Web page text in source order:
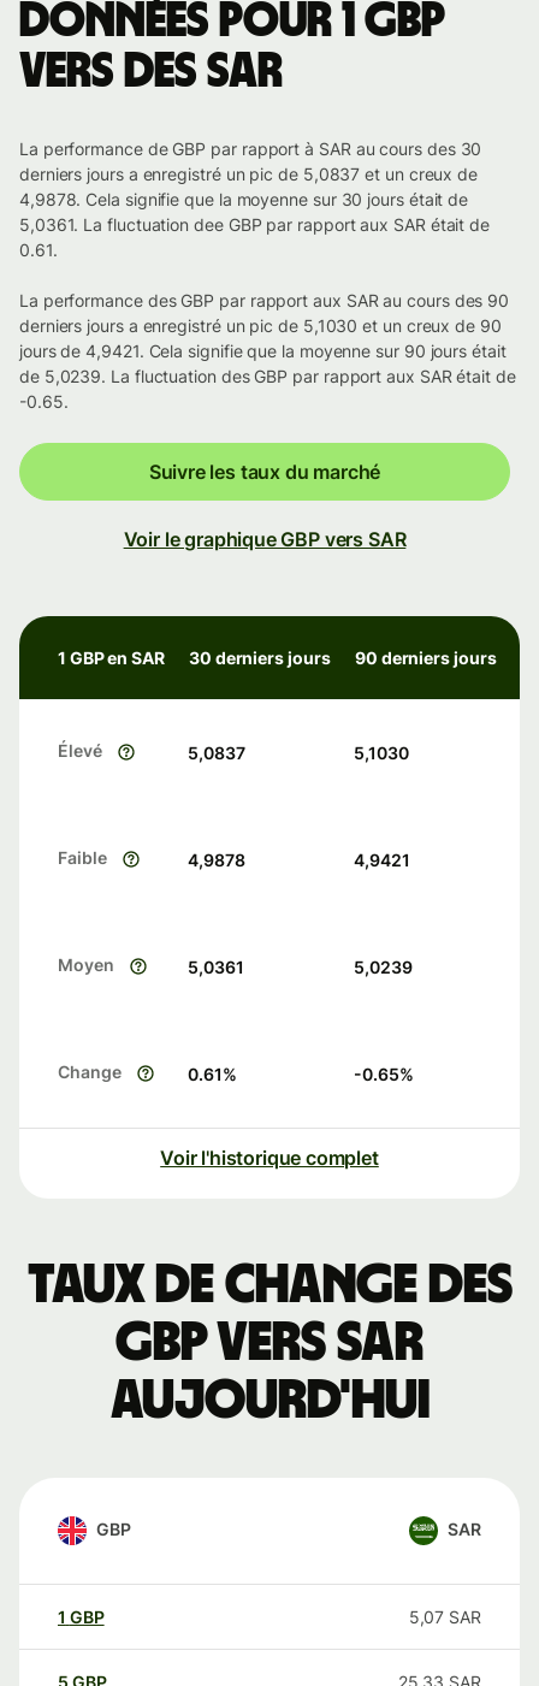
Données pour 1 GBP
vers des SAR
La performance de GBP par rapport à SAR au cours des 30
derniers jours a enregistré un pic de 5,0837 et un creux de
4,9878. Cela signifie que la moyenne sur 30 jours était de
5,0361. La fluctuation dee GBP par rapport aux SAR était de
0.61.
La performance des GBP par rapport aux SAR au cours des 90
derniers jours a enregistré un pic de 5,1030 et un creux de 90
jours de 4,9421. Cela signifie que la moyenne sur 90 jours était
de 5,0239. La fluctuation des GBP par rapport aux SAR était de
-0.65.
Suivre les taux du marché
Voir le graphique GBP vers SAR
1 GBP en SAR 30 derniers jours 90 derniers jours
Élevé 5,0837 5,1030
Faible 4,9878 4,9421
Moyen 5,0361 5,0239
Change 0.61% -0.65%
Voir l'historique complet
Taux de change des
GBP vers SAR
aujourd'hui
GBP SAR
1 GBP 5,07 SAR